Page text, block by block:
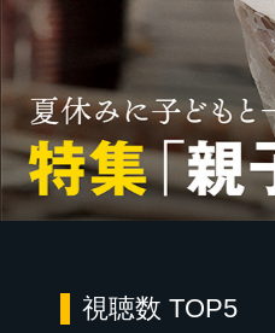
視聴数 TOP5